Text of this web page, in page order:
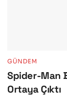
GÜNDEM
Spider-Man
Ortaya Çıktı